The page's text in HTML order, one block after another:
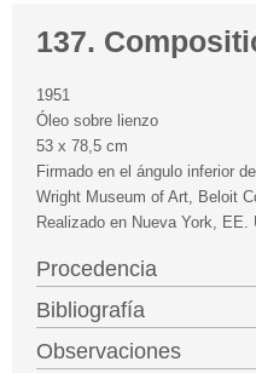
137.
1951
Óleo sobre lienzo
53 x 78,5 cm
Firmado en el ángulo inferior
Wright Museum of Art, Beloit
Realizado en Nueva York, EE.
Procedencia
Bibliografía
Observaciones